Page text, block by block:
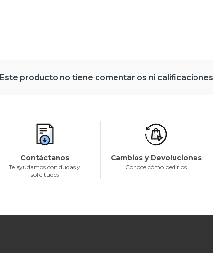
Este producto no tiene comentarios ni calificaciones
Contáctanos
Te ayudamos con dudas y
solicitudes
Cambios y Devoluciones
Conoce cómo pedirlos